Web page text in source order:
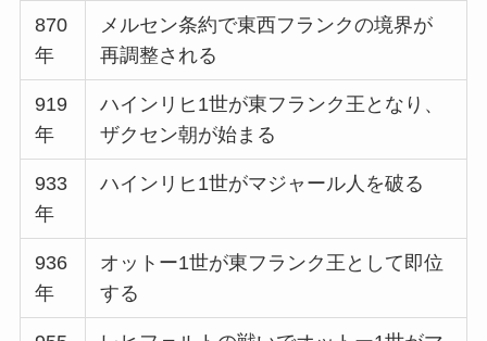
870
年
メルセン条約で東西フランクの境界が
再調整される
919
年
ハインリヒ1世が東フランク王となり、
ザクセン朝が始まる
933
年
ハインリヒ1世がマジャール人を破る
936
年
オットー1世が東フランク王として即位
する